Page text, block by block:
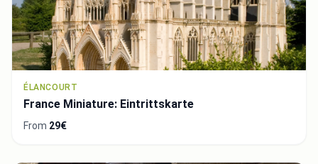
ÉLANCOURT
France Miniature: Eintrittskarte
From 29€